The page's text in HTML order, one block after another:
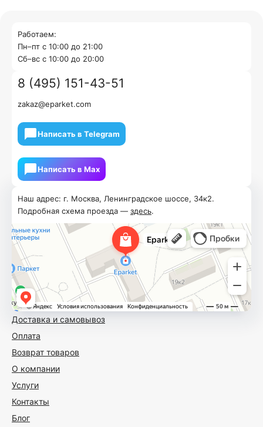
Доставка и самовывоз
Оплата
Возврат товаров
О компании
Услуги
Контакты
Блог
Наш адрес: г. Москва, Ленинградское шоссе, 34к2.
Подробная схема проезда — здесь.
Работаем:
Пн–пт с 10:00 до 21:00
Cб–вс с 10:00 до 20:00
8 (495) 151-43-51
zakaz@eparket.com
Написать в Telegram
Написать в Мах